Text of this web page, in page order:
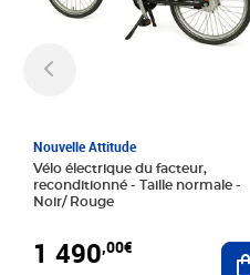
Nouvelle Attitude
Vélo électrique du facteur,
reconditionné - Taille normale -
Noir/ Rouge
1 490,00€